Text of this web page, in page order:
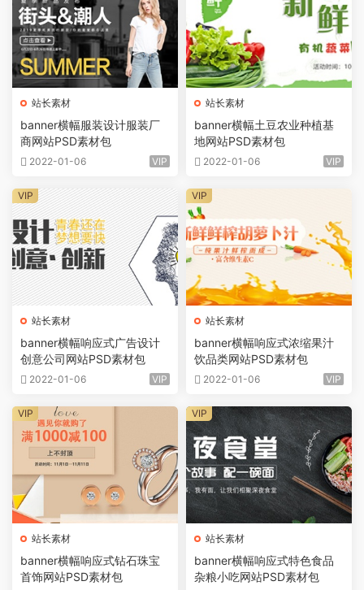
站长素材
banner横幅服装设计服装厂
商网站PSD素材包
2022-01-06 VIP
站长素材
banner横幅土豆农业种植基
地网站PSD素材包
2022-01-06 VIP
站长素材
banner横幅响应式广告设计
创意公司网站PSD素材包
2022-01-06 VIP
VIP
站长素材
banner横幅响应式浓缩果汁
饮品类网站PSD素材包
2022-01-06 VIP
VIP
站长素材
banner横幅响应式钻石珠宝
首饰网站PSD素材包
VIP
站长素材
banner横幅响应式特色食品
杂粮小吃网站PSD素材包
VIP